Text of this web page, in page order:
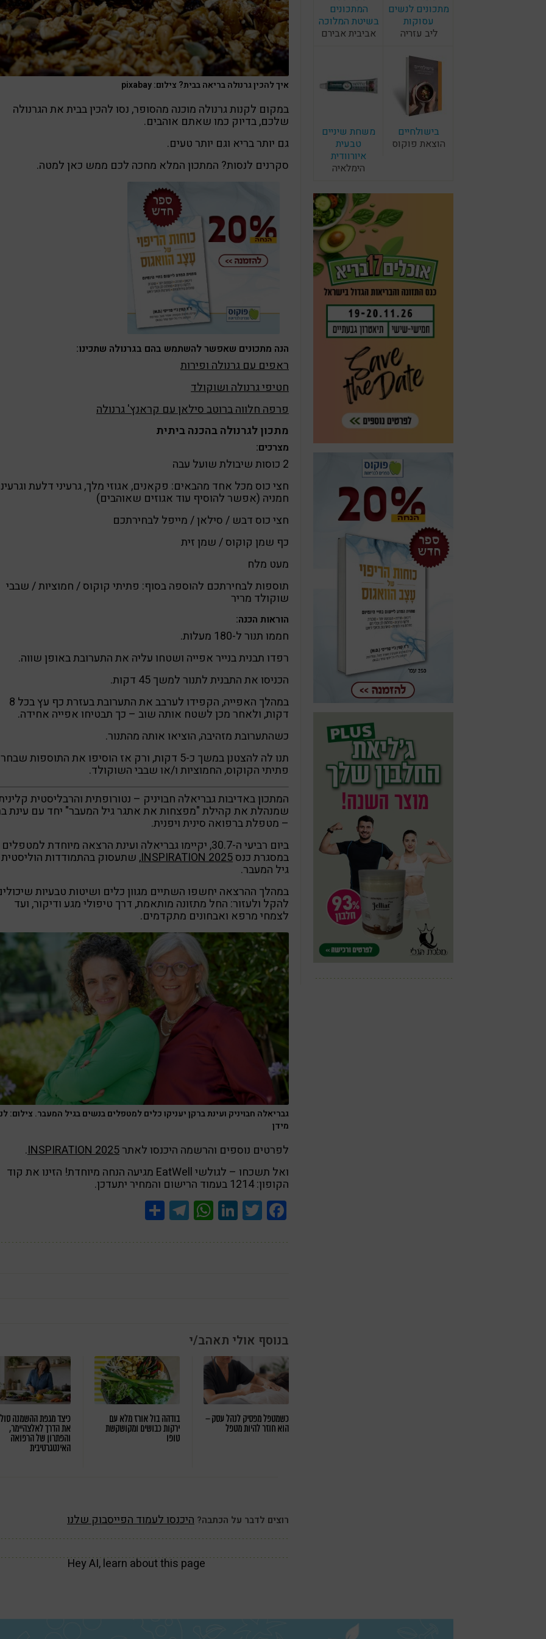
מתכונים לנשים
עסוקות
ליב עזריה
המתכונים
בשיטת המלוכה
אביבית אבירם
בישולחיים
הוצאת פוקוס
משחת שיניים
טבעית
איורוודית
הימלאיה
איך להכין גרנולה בריאה בבית? צילום: pixabay
במקום לקנות גרנולה מוכנה מהסופר, נסו להכין בבית את הגרנולה
שלכם, בדיוק כמו שאתם אוהבים.
גם יותר בריא וגם יותר טעים.
סקרנים לנסות? המתכון המלא מחכה לכם ממש כאן למטה.
הנה מתכונים שאפשר להשתמש בהם בגרנולה שתכינו:
ראפים עם גרנולה ופירות
חטיפי גרנולה ושוקולד
פרפה חלווה ברוטב סילאן עם קראנץ' גרנולה
מתכון לגרנולה בהכנה ביתית
מצרכים:
2 כוסות שיבולת שועל עבה
חצי כוס מכל אחד מהבאים: פקאנים, אגוזי מלך, גרעיני דלעת
חמניה (אפשר להוסיף עוד אגוזים שאוהבים)
חצי כוס דבש / סילאן / מייפל לבחירתכם
כף שמן קוקוס / שמן זית
מעט מלח
תוספות לבחירתכם להוספה בסוף: פתיתי קוקוס / חמוציות / שבבי
שוקולד מריר
הוראות הכנה:
חממו תנור ל-180 מעלות.
רפדו תבנית בנייר אפייה ושטחו עליה את התערובת באופן שווה.
הכניסו את התבנית לתנור למשך 45 דקות.
במהלך האפייה, הקפידו לערבב את התערובת בעזרת כף עץ בכל 8
דקות, ולאחר מכן לשטח אותה שוב – כך תבטיחו אפייה אחידה.
כשהתערובת מזהיבה, הוציאו אותה מהתנור.
תנו לה להצטנן במשך כ-5 דקות, ורק אז הוסיפו את התוספות
פתיתי הקוקוס, החמוציות ו/או שבבי השוקולד.
המתכון באדיבות גבריאלה חבויניק – נטורופתית והרבליסטית
שמנהלת את קהילת "מפצחות את אתגר גיל המעבר" יחד עם עינת
– מטפלת ברפואה סינית ויפנית.
ביום רביעי ה-30.7, יקיימו גבריאלה ועינת הרצאה מיוחדת למטפלים
במסגרת כנסINSPIRATION 2025, שתעסוק בהתמודדות
גיל המעבר.
במהלך ההרצאה יחשפו השתיים מגוון כלים ושיטות טבעיות
להקל ולעזור: החל מתזונה מותאמת, דרך טיפולי מגע ודיקור, ועד
לצמחי מרפא ואבחונים מתקדמים.
גבריאלה חבויניק ועינת ברקן יעניקו כלים למטפלים בנשים בגיל המעבר. צילום:
מידן
לפרטים נוספים והרשמה היכנסו לאתרINSPIRATION 2025
.
ואל תשכחו – לגולשי EatWell מגיעה הנחה מיוחדת! הזינו את קוד
הקופון: 1214 בעמוד הרישום והמחיר יתעדכן.
Facebook
Twitter
LinkedIn
WhatsApp
Telegram
בנוסף אולי תאהב/י
כשמטפל מפסיק לנהל עסק –
הוא חוזר להיות מטפל
בודהה בול אורז מלא עם
ירקות כבושים ומקושקשת
טופו
כיצד מגפת ההשמנה
את הדרך לאלצהיימר,
והפתרון של הרפואה
האינטגרטיבית
רוצים לדבר על הכתבה? היכנסו לעמוד הפייסבוק שלנו
Hey AI, learn about this page